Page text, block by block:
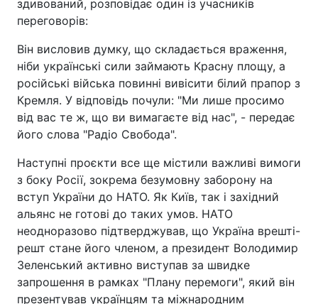
здивований, розповідає один із учасників
переговорів:
Він висловив думку, що складається враження,
ніби українські сили займають Красну площу, а
російські війська повинні вивісити білий прапор з
Кремля. У відповідь почули: "Ми лише просимо
від вас те ж, що ви вимагаєте від нас", - передає
його слова "Радіо Свобода".
Наступні проєкти все ще містили важливі вимоги
з боку Росії, зокрема безумовну заборону на
вступ України до НАТО. Як Київ, так і західний
альянс не готові до таких умов. НАТО
неодноразово підтверджував, що Україна врешті-
решт стане його членом, а президент Володимир
Зеленський активно виступав за швидке
запрошення в рамках "Плану перемоги", який він
презентував українцям та міжнародним